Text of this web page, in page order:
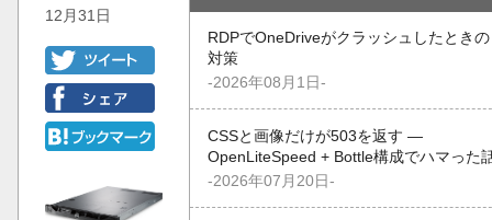
12月31日
RDPでOneDriveがクラッシュしたときの
対策
-2026年08月1日-
CSSと画像だけが503を返す —
OpenLiteSpeed + Bottle構成でハマった
-2026年07月20日-